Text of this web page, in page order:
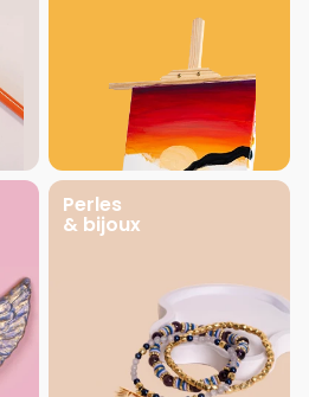
Perles
& bijoux